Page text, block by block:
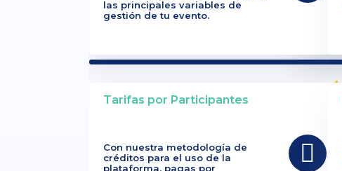
las principales variables de
gestión de tu evento.
Tarifas por Participantes
Con nuestra metodología de
créditos para el uso de la
plataforma, pagas por